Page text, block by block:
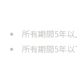
所有期間5年
所有期間5年